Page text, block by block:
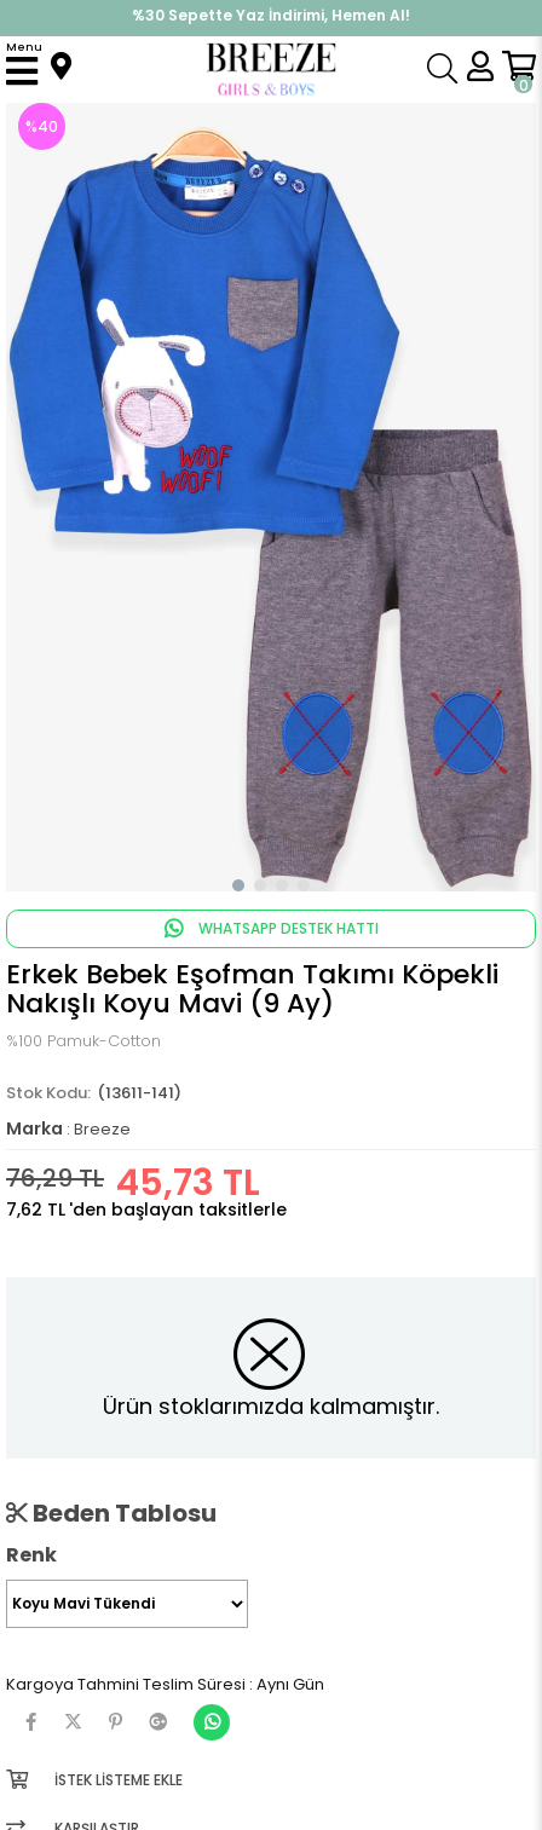
%30 Sepette Yaz İndirimi, Hemen Al!
İndirimlere ek %10 İndirimi Kap, Hemen Üye Ol!
0
Menu
Anasayfa Takımlar Eşofman Takım Erkek Bebek Eşofman Takımı Köpekli Nakışlı Koyu Mavi (9 Ay)
%40
WHATSAPP DESTEK HATTI
Erkek Bebek Eşofman Takımı Köpekli
Nakışlı Koyu Mavi (9 Ay)
%100 Pamuk-Cotton
(13611-141)
Marka : Breeze
76,29 TL 45,73 TL
7,62 TL 'den başlayan taksitlerle
Ürün stoklarımızda kalmamıştır.
Beden Tablosu
Renk
Kargoya Tahmini Teslim Süresi : Aynı Gün
İSTEK LISTEME EKLE